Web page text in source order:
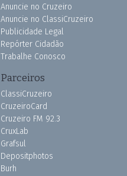
Anuncie no Cruzeiro
Anuncie no ClassiCruzeiro
Publicidade Legal
Repórter Cidadão
Trabalhe Conosco
Parceiros
ClassiCruzeiro
CruzeiroCard
Cruzeiro FM 92.3
CruxLab
Grafsul
Depositphotos
Burh